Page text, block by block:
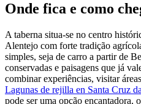
Onde fica e como
A taberna situa-se no centro
Alentejo com forte tradição
simples, seja de carro a partir de
conservadas e paisagens que já
combinar experiências, visitar
Lagunas de rejilla en Santa Cruz
pode ser uma opção encantadora,